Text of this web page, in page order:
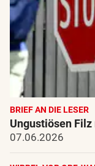
BRIEF AN DIE LESER
Ungustiösen
07.06.2026